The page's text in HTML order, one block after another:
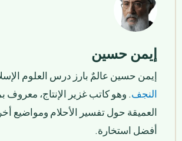
إيمن حسين
إيمن حسين عالمٌ بارز درس العلوم
النجف. وهو كاتب غزير الإنتاج، معروف
العميقة حول تفسير الأحلام ومواضيع
أفضل استخارة.